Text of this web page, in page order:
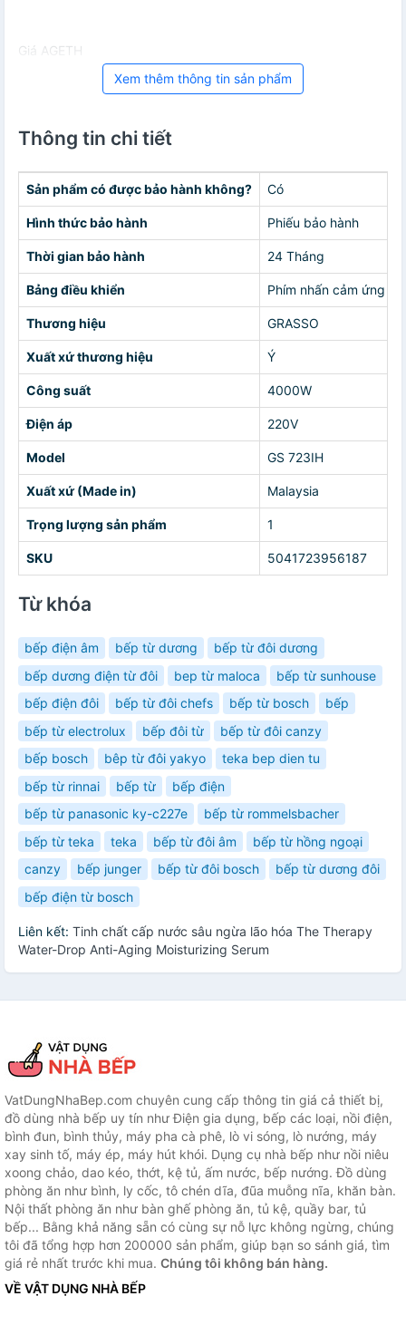
Giá AGETH
Xem thêm thông tin sản phẩm
Thông tin chi tiết
Sản phẩm có được bảo hành không? Có
Hình thức bảo hành Phiếu bảo hành
Thời gian bảo hành 24 Tháng
Bảng điều khiển Phím nhấn cảm ứng
Thương hiệu GRASSO
Xuất xứ thương hiệu Ý
Công suất 4000W
Điện áp 220V
Model GS 723IH
Xuất xứ (Made in) Malaysia
Trọng lượng sản phẩm 1
SKU 5041723956187
Từ khóa
bếp điện âm bếp từ dương
bếp từ đôi dương
bếp dương điện từ đôi
bep từ maloca
bếp từ sunhouse
bếp điện đôi
bếp từ đôi chefs bếp từ bosch
bếp
bếp từ electrolux
bếp đôi từ
bếp từ đôi canzy
bếp bosch
bêp từ đôi yakyo
teka bep dien tu
bếp từ rinnai
bếp từ
bếp điện
bếp từ panasonic ky-c227e
bếp từ rommelsbacher
bếp từ teka
teka bếp từ đôi âm
bếp từ hồng ngoại
canzy
bếp junger bếp từ đôi bosch
bếp từ dương đôi
bếp điện từ bosch
Liên kết: Tinh chất cấp nước sâu ngừa lão hóa The Therapy
Water-Drop Anti-Aging Moisturizing Serum
VatDungNhaBep.com chuyên cung cấp thông tin giá cả thiết bị,
đồ dùng nhà bếp uy tín như Điện gia dụng, bếp các loại, nồi điện,
bình đun, bình thủy, máy pha cà phê, lò vi sóng, lò nướng, máy
xay sinh tố, máy ép, máy hút khói. Dụng cụ nhà bếp như nồi niêu
xoong chảo, dao kéo, thớt, kệ tủ, ấm nước, bếp nướng. Đồ dùng
phòng ăn như bình, ly cốc, tô chén dĩa, đũa muỗng nĩa, khăn bàn.
Nội thất phòng ăn như bàn ghế phòng ăn, tủ kệ, quầy bar, tủ
bếp... Bằng khả năng sẵn có cùng sự nỗ lực không ngừng, chúng
tôi đã tổng hợp hơn 200000 sản phẩm, giúp bạn so sánh giá, tìm
giá rẻ nhất trước khi mua. Chúng tôi không bán hàng.
VỀ VẬT DỤNG NHÀ BẾP